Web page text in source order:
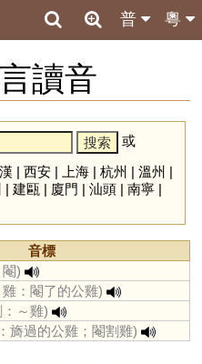
粵
普
讀音
或
| 西安| 上海| 杭州 | 溫州 |
| 建甌 | 廈門 | 汕頭| 南寧|
音標
)
雞：閹了的公雞)
～雞)
旖過的公雞；閹割雞)